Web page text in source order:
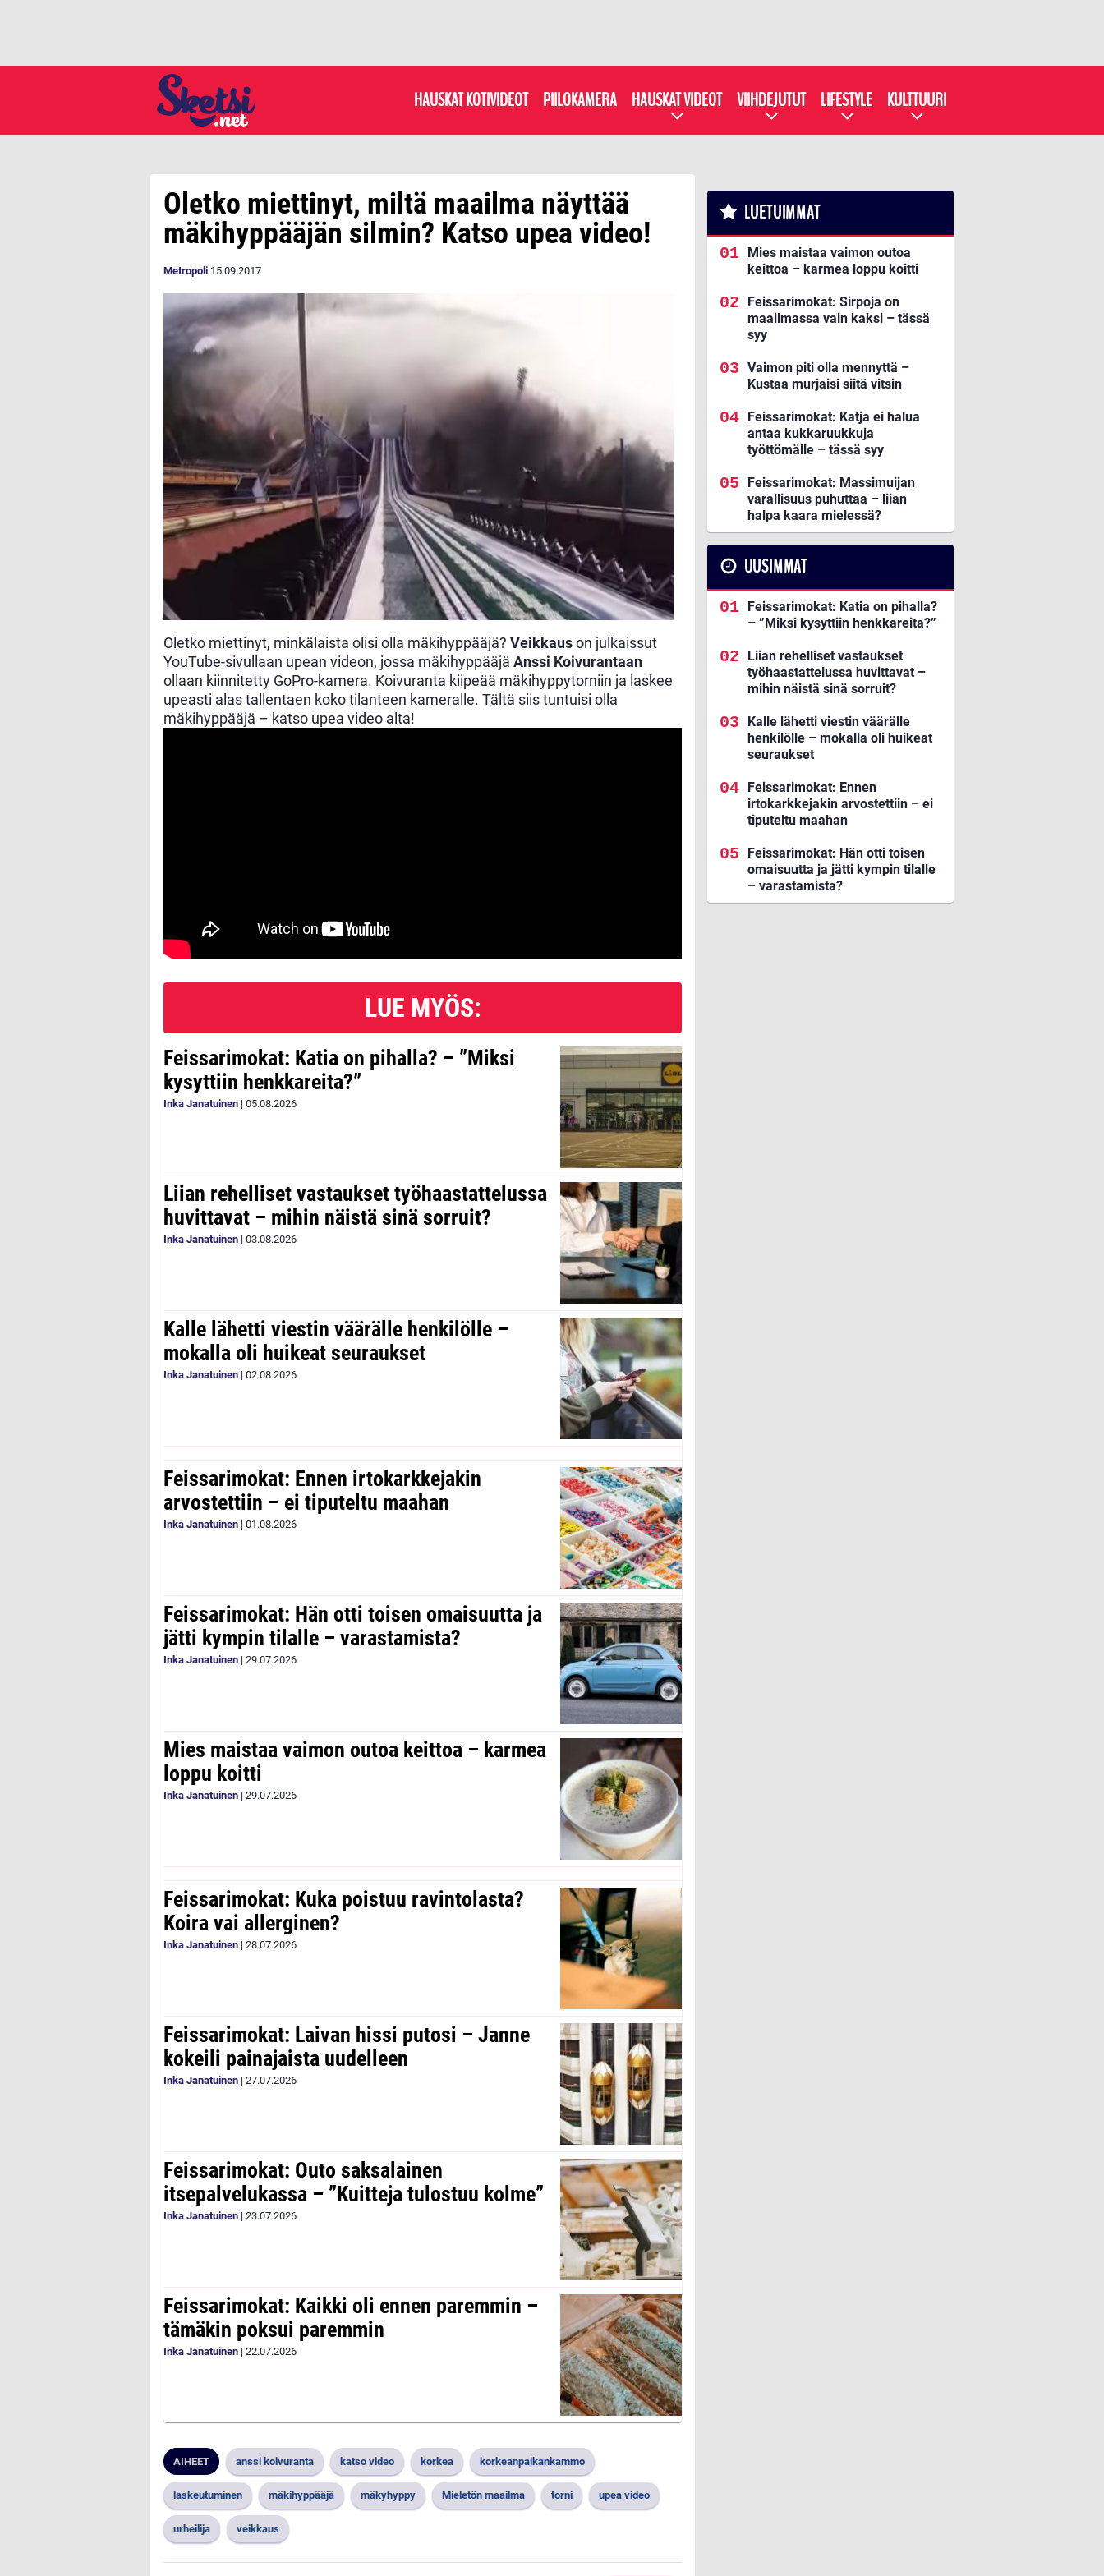
HAUSKAT KOTIVIDEOT PIILOKAMERA HAUSKAT VIDEOT VIIHDEJUTUT LIFESTYLE KULTTUURI
Oletko miettinyt, miltä maailma näyttää
mäkihyppääjän silmin? Katso upea video!
Metropoli 15.09.2017
Oletko miettinyt, minkälaista olisi olla mäkihyppääjä? Veikkauson julkaissut
YouTube-sivullaan upean videon, jossa mäkihyppääjä Anssi Koivurantaan
ollaan kiinnitetty GoPro-kamera. Koivuranta kiipeää mäkihyppytorniin ja laskee
upeasti alas tallentaen koko tilanteen kameralle. Tältä siis tuntuisi olla
mäkihyppääjä – katso upea video alta!
LUE MYÖS:
Feissarimokat: Katia on pihalla? – ”Miksi
kysyttiin henkkareita?”
Inka Janatuinen | 05.08.2026
Liian rehelliset vastaukset työhaastattelussa
huvittavat – mihin näistä sinä sorruit?
Inka Janatuinen | 03.08.2026
Kalle lähetti viestin väärälle henkilölle –
mokalla oli huikeat seuraukset
Inka Janatuinen | 02.08.2026
Feissarimokat: Ennen irtokarkkejakin
arvostettiin – ei tiputeltu maahan
Inka Janatuinen | 01.08.2026
Feissarimokat: Hän otti toisen omaisuutta ja
jätti kympin tilalle – varastamista?
Inka Janatuinen | 29.07.2026
Mies maistaa vaimon outoa keittoa – karmea
loppu koitti
Inka Janatuinen | 29.07.2026
Feissarimokat: Kuka poistuu ravintolasta?
Koira vai allerginen?
Inka Janatuinen | 28.07.2026
Feissarimokat: Laivan hissi putosi – Janne
kokeili painajaista uudelleen
Inka Janatuinen | 27.07.2026
Feissarimokat: Outo saksalainen
itsepalvelukassa – ”Kuitteja tulostuu kolme”
Inka Janatuinen | 23.07.2026
Feissarimokat: Kaikki oli ennen paremmin –
tämäkin poksui paremmin
Inka Janatuinen | 22.07.2026
AIHEET anssi koivuranta katso video korkea korkeanpaikankammo
laskeutuminen mäkihyppääjä mäkyhyppy Mieletön maailma torni upea video
urheilija veikkaus
LUETUIMMAT
Mies maistaa vaimon outoa
keittoa – karmea loppu koitti
Feissarimokat: Sirpoja on
maailmassa vain kaksi – tässä
syy
Vaimon piti olla mennyttä –
Kustaa murjaisi siitä vitsin
Feissarimokat: Katja ei halua
antaa kukkaruukkuja
työttömälle – tässä syy
Feissarimokat: Massimuijan
varallisuus puhuttaa – liian
halpa kaara mielessä?
UUSIMMAT
Feissarimokat: Katia on pihalla?
– ”Miksi kysyttiin henkkareita?”
Liian rehelliset vastaukset
työhaastattelussa huvittavat –
mihin näistä sinä sorruit?
Kalle lähetti viestin väärälle
henkilölle – mokalla oli huikeat
seuraukset
Feissarimokat: Ennen
irtokarkkejakin arvostettiin – ei
tiputeltu maahan
Feissarimokat: Hän otti toisen
omaisuutta ja jätti kympin tilalle
– varastamista?